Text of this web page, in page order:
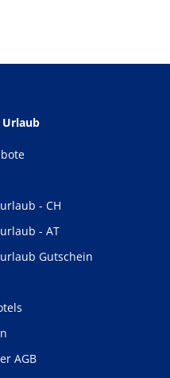
Urlaub
- CH
- AT
Gutschein
AGB